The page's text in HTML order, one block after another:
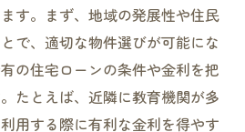
のトラブルを未然に防ぐ方法
するための第三者機関の利用
流れと注意点
ロー体制を確認する
す。まず、地域の発展性や住民
で、適切な物件選びが可能にな
の住宅ローンの条件や金利を把
たとえば、近隣に教育機関が多
用する際に有利な金利を得やす